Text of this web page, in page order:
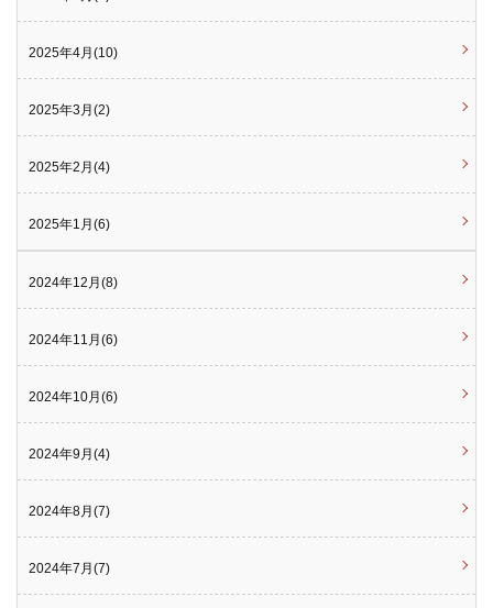
2025年4月(10)
2025年3月(2)
2025年2月(4)
2025年1月(6)
2024年12月(8)
2024年11月(6)
2024年10月(6)
2024年9月(4)
2024年8月(7)
2024年7月(7)